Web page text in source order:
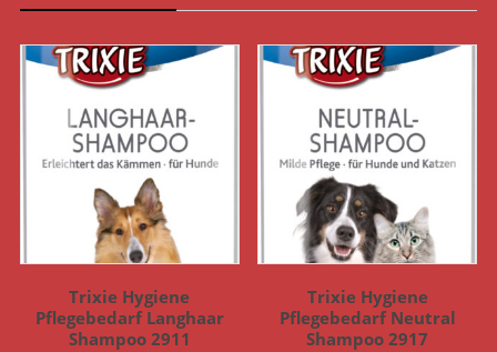
Trixie Hygiene
Pflegebedarf Langhaar
Shampoo 2911
Trixie Hygiene
Pflegebedarf Neutral
Shampoo 2917